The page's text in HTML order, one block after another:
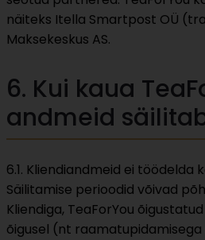
näiteks Itella Smartpost OÜ
Maksekeskus AS.
6. Kui kaua
andmeid
6.1. Kliendiandmeid ei töödelda
Säilitamise perioodid võivad
Kliendiga, TeaForYou
õigusel (nt raamatupidamisega